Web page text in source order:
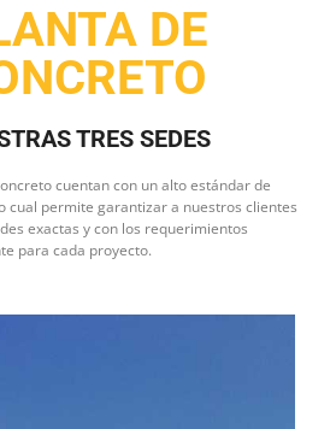
DE
TRES SEDES
cuentan con un alto estándar de
cual permite garantizar a nuestros clientes
exactas y con los requerimientos
para cada proyecto.